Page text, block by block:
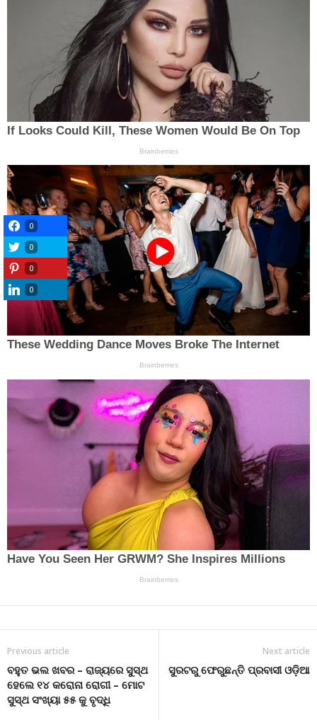
Previous article
ବହୁତ ଭଲ ଖବର – ରାଜ୍ୟରେ ସୁସ୍ଥ
ହେଲେ ୧୪ କରୋନା ରୋଗୀ – ମୋଟ
ସୁସ୍ଥ ସଂଖ୍ୟା ୫୫ କୁ ବୃଦ୍ଧି
Next article
ସୁରଟରୁ ଫେରୁଛନ୍ତି ପ୍ରବାସୀ ଓଡ଼ିଆ
0
0
0
0